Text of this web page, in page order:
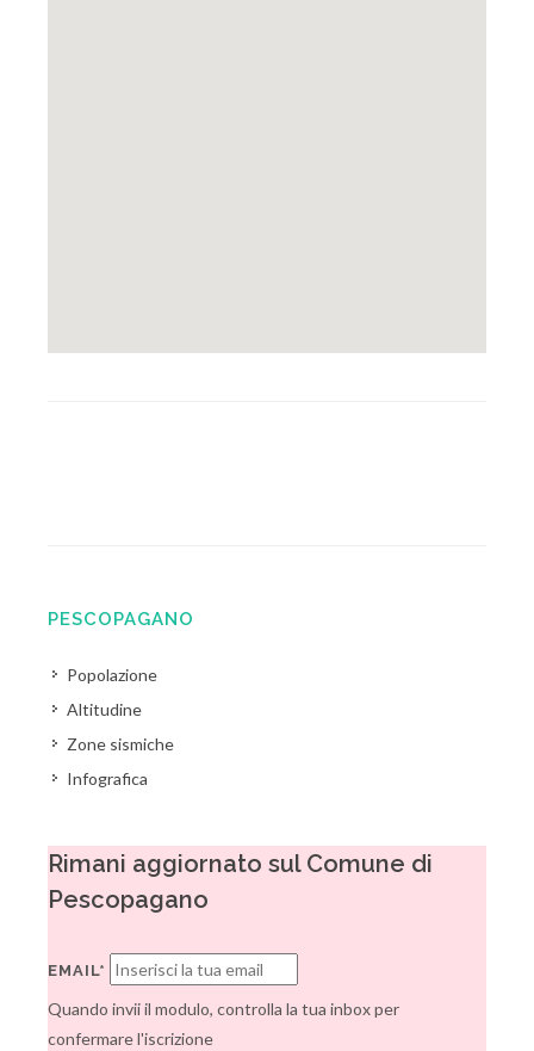
PESCOPAGANO
Popolazione
Altitudine
Zone sismiche
Infografica
Rimani aggiornato sul Comune di
Pescopagano
EMAIL*
Quando invii il modulo, controlla la tua inbox per
confermare l'iscrizione